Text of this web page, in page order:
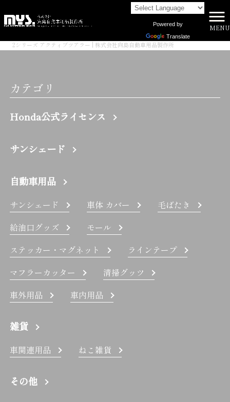
Powered by
Translate
MENU
2シリーズ アクティブツアラー | 株式会社向島自動車用品製作所
カテゴリ
Honda公式ライセンス
サンシェード
自動車用品
サンシェード 車体 カバー
毛ばたき
給油口グッズ
モール
ステッカー・マグネット
ラインテープ
マフラーカッター
清掃グッツ
車外用品
車内用品
雑貨
車関連用品 ねこ雑貨
その他